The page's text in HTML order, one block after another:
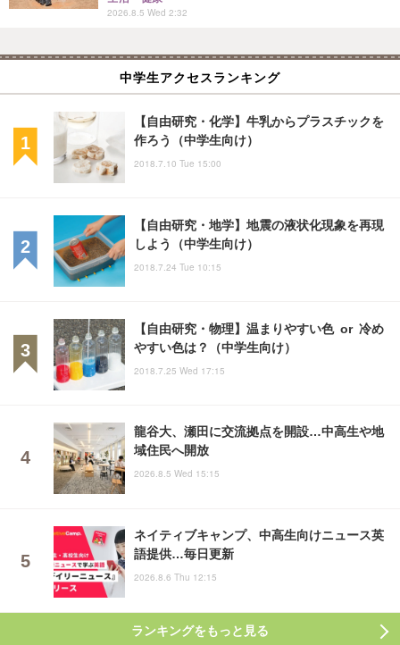
2026.8.5 Wed 2:32
中学生アクセスランキング
【自由研究・化学】牛乳からプラスチックを
作ろう（中学生向け）
2018.7.10 Tue 15:00
【自由研究・地学】地震の液状化現象を再現
しよう（中学生向け）
2018.7.24 Tue 10:15
【自由研究・物理】温まりやすい色 or 冷め
やすい色は？（中学生向け）
2018.7.25 Wed 17:15
龍谷大、瀬田に交流拠点を開設…中高生や地
域住民へ開放
2026.8.5 Wed 15:15
ネイティブキャンプ、中高生向けニュース英
語提供…毎日更新
2026.8.6 Thu 12:15
ランキングをもっと見る